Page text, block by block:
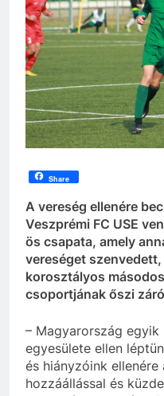
Share
A vereség ellenére
Veszprémi FC USE
ös csapata, amely
vereséget
korosztályos
csoportjának őszi
– Magyarország
egyesülete ellen
és hiányzóink
hozzáállással és